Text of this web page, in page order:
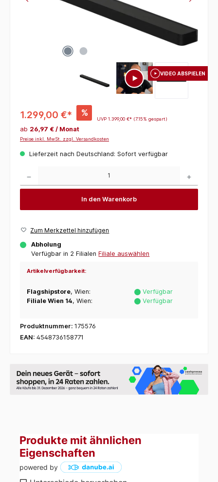
VIDEO ABSPIELEN
1.299,00 €* %
UVP 1.399,00 €* (7.15% gespart)
ab 26,97 € / Monat
Preise inkl. MwSt. zzgl. Versandkosten
Lieferzeit nach Deutschland: Sofort verfügbar
In den Warenkorb
Zum Merkzettel hinzufügen
Abholung
Verfügbar in 2 Filialen Filiale auswählen
Artikelverfügbarkeit:
Flagshipstore, Wien:
Verfügbar
Filiale Wien 14, Wien: Verfügbar
Produktnummer: 175576
EAN: 4548736158771